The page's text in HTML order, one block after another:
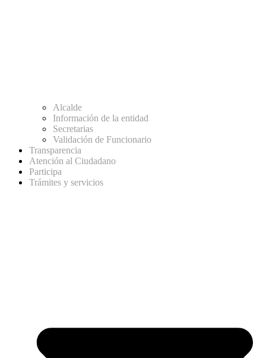
Alcalde
Información de la entidad
Secretarias
Validación de Funcionario
Transparencia
Atención al Ciudadano
Participa
Trámites y servicios